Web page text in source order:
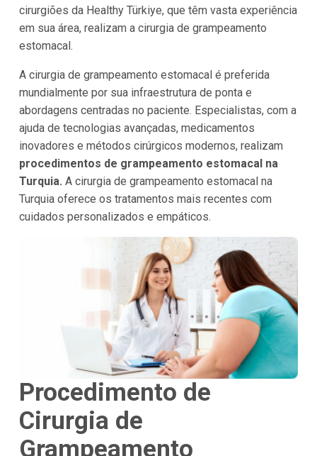
cirurgiões da Healthy Türkiye, que têm vasta experiência
em sua área, realizam a cirurgia de grampeamento
estomacal.
A cirurgia de grampeamento estomacal é preferida
mundialmente por sua infraestrutura de ponta e
abordagens centradas no paciente. Especialistas, com a
ajuda de tecnologias avançadas, medicamentos
inovadores e métodos cirúrgicos modernos, realizam
procedimentos de grampeamento estomacal na
Turquia. A cirurgia de grampeamento estomacal na
Turquia oferece os tratamentos mais recentes com
cuidados personalizados e empáticos.
Procedimento de
Cirurgia de
Grampeamento